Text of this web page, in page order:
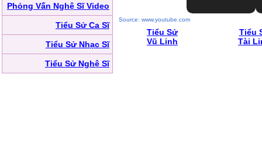
Phỏng Vấn Nghệ Sĩ Video
Tiểu Sử Ca Sĩ
Tiểu Sử Nhạc Sĩ
Tiểu Sử Nghệ Sĩ
Source: www.youtube.com
Tiểu Sử
Vũ Linh
Tiểu
Tài